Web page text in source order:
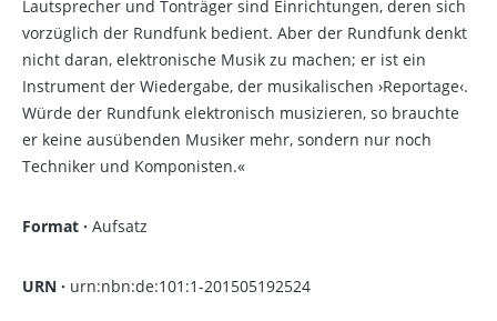
Lautsprecher und Tonträger sind Einrichtungen, deren sich
vorzüglich der Rundfunk bedient. Aber der Rundfunk denkt
nicht daran, elektronische Musik zu machen; er ist ein
Instrument der Wiedergabe, der musikalischen ›Reportage‹.
Würde der Rundfunk elektronisch musizieren, so brauchte
er keine ausübenden Musiker mehr, sondern nur noch
Techniker und Komponisten.«
Format · Aufsatz
URN · urn:nbn:de:101:1-201505192524